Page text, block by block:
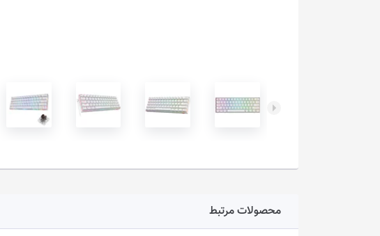
محصولات مرتبط